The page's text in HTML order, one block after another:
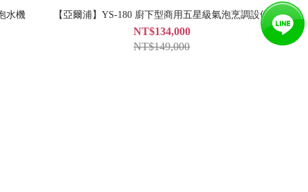
水機 【亞爾浦】YS-180 廚下型商用五星級氣泡烹調設備
NT$134,000
NT$149,000